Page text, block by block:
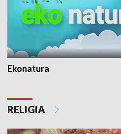
Ekonatura
RELIGIA